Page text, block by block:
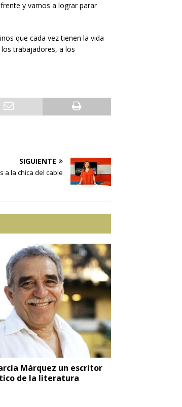
y vamos a lograr parar
que cada vez tienen la vida
trabajadores, a los
SIGUIENTE
a la chica del cable
Márquez un escritor
de la literatura